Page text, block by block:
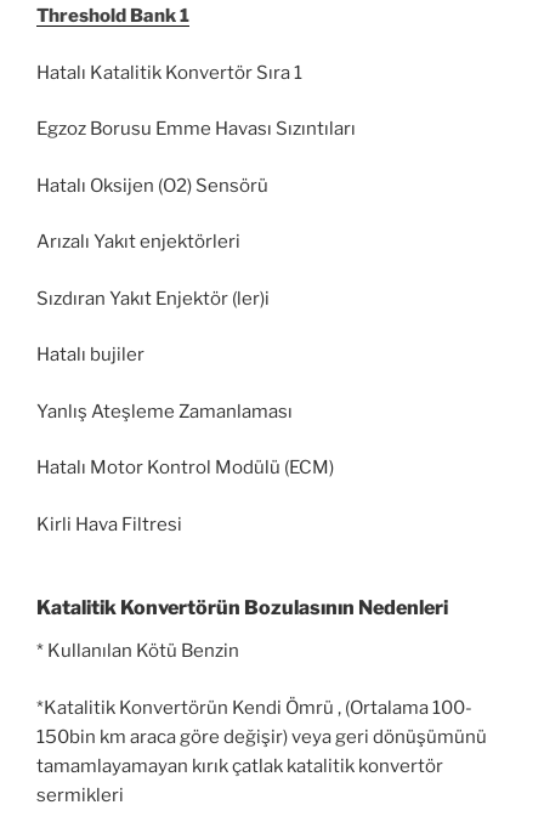
Threshold Bank 1
Hatalı Katalitik Konvertör Sıra 1
Egzoz Borusu Emme Havası Sızıntıları
Hatalı Oksijen (O2) Sensörü
Arızalı Yakıt enjektörleri
Sızdıran Yakıt Enjektör (ler)i
Hatalı bujiler
Yanlış Ateşleme Zamanlaması
Hatalı Motor Kontrol Modülü (ECM)
Kirli Hava Filtresi
Katalitik Konvertörün Bozulasının Nedenleri
* Kullanılan Kötü Benzin
*Katalitik Konvertörün Kendi Ömrü , (Ortalama 100-
150bin km araca göre değişir) veya geri dönüşümünü
tamamlayamayan kırık çatlak katalitik konvertör
sermikleri